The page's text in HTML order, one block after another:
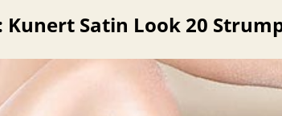
Kunert Satin Look 20